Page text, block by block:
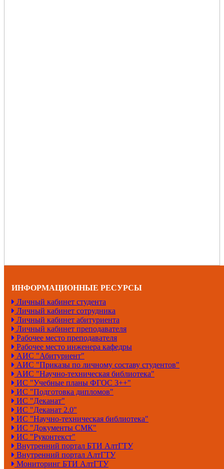
ИНФОРМАЦИОННЫЕ РЕСУРСЫ
Личный кабинет студента
Личный кабинет сотрудника
Личный кабинет абитуриента
Личный кабинет преподавателя
Рабочее место преподавателя
Рабочее место инженера кафедры
АИС "Абитуриент"
АИС "Приказы по личному составу студентов"
АИС "Научно-техническая библиотека"
ИС "Учебные планы ФГОС 3++"
ИС "Подготовка дипломов"
ИС "Деканат"
ИС "Деканат 2.0"
ИС "Научно-техническая библиотека"
ИС "Документы СМК"
ИС "Руконтекст"
Внутренний портал БТИ АлтГТУ
Внутренний портал АлтГТУ
Мониторинг БТИ АлтГТУ